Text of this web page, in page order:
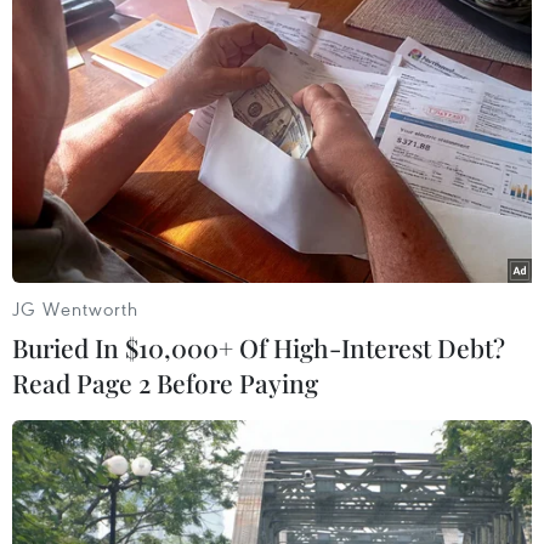
Theo dõi VietnamPlus
TIN LIÊN QUAN
JG Wentworth
Buried In $10,000+ Of High-Interest Debt?
Read Page 2 Before Paying